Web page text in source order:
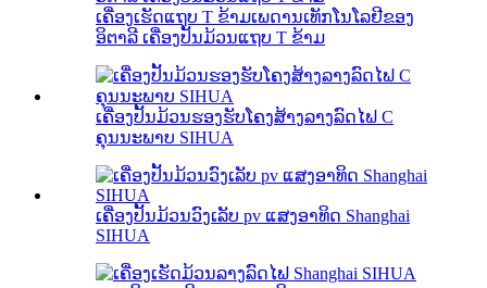
ເຄື່ອງເຮັດແຖບ T ຂ້າມເພດານເທັກໂນໂລຢີຂອງ
ອິຕາລີ ເຄື່ອງປັ້ນມ້ວນແຖບ T ຂ້າມ
ເຄື່ອງປັ້ນມ້ວນຮອງຮັບໂຄງສ້າງລາງລົດໄຟ C
ຄຸນນະພາບ SIHUA
ເຄື່ອງປັ້ນມ້ວນວົງເລັບ pv ແສງອາທິດ Shanghai
SIHUA